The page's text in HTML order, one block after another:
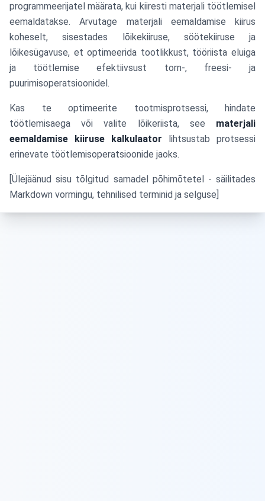
programmeerijatel määrata, kui kiiresti materjali töötlemisel
eemaldatakse. Arvutage materjali eemaldamise kiirus
koheselt, sisestades lõikekiiruse, söötekiiruse ja
lõikesügavuse, et optimeerida tootlikkust, tööriista eluiga
ja töötlemise efektiivsust torn-, freesi- ja
puurimisoperatsioonidel.
Kas te optimeerite tootmisprotsessi, hindate
töötlemisaega või valite lõikeriista, see materjali
eemaldamise kiiruse kalkulaator lihtsustab protsessi
erinevate töötlemisoperatsioonide jaoks.
[Ülejäänud sisu tõlgitud samadel põhimõtetel - säilitades
Markdown vormingu, tehnilised terminid ja selguse]